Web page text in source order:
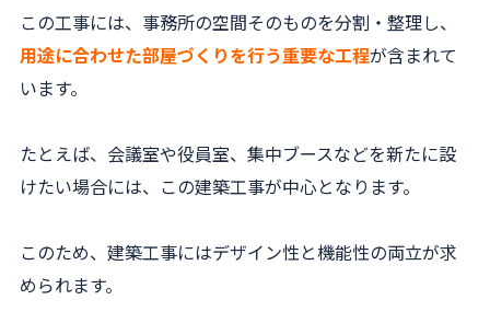
この工事には、事務所の空間そのものを分割・整理し、
用途に合わせた部屋づくりを行う重要な工程が含まれて
います。
たとえば、会議室や役員室、集中ブースなどを新たに設
けたい場合には、この建築工事が中心となります。
このため、建築工事にはデザイン性と機能性の両立が求
められます。